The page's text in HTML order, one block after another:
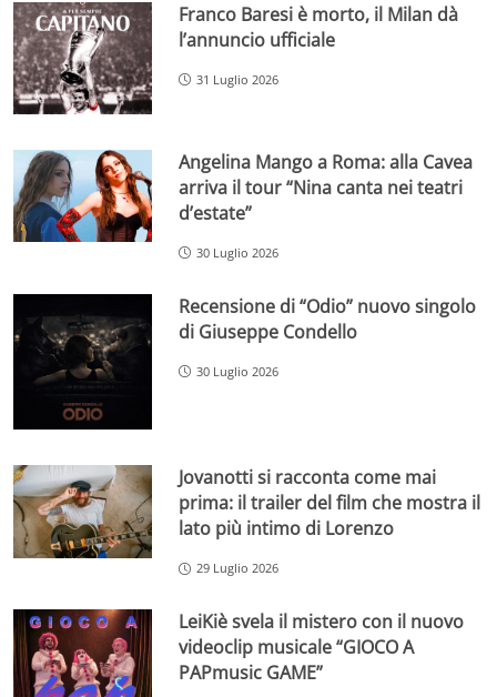
Franco Baresi è morto, il Milan dà
l’annuncio ufficiale
31 Luglio 2026
Angelina Mango a Roma: alla Cavea
arriva il tour “Nina canta nei teatri
d’estate”
30 Luglio 2026
Recensione di “Odio” nuovo singolo
di Giuseppe Condello
30 Luglio 2026
Jovanotti si racconta come mai
prima: il trailer del film che mostra il
lato più intimo di Lorenzo
29 Luglio 2026
LeiKiè svela il mistero con il nuovo
videoclip musicale “GIOCO A
PAPmusic GAME”